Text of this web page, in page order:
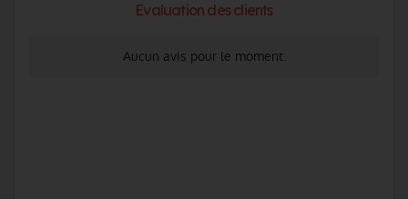
Evaluation des clients
Aucun avis pour le moment.